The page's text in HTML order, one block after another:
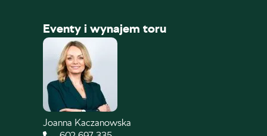
Eventy i wynajem toru
Joanna Kaczanowska